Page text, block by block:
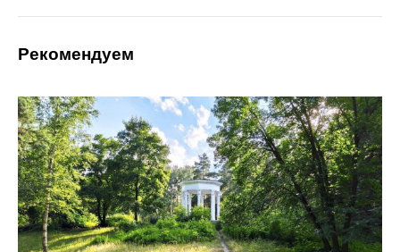
Рекомендуем